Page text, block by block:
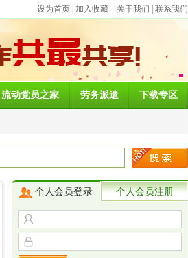
设为首页 加入收藏 关于我们 联系我们
流动党员之家 劳务派遣 下载专区
个人会员登录 个人会员注册